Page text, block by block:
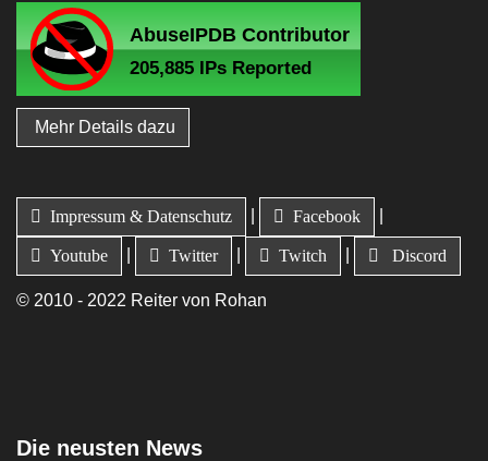
Mehr Details dazu
Impressum & Datenschutz Facebook
Youtube Twitter Twitch Discord
© 2010 - 2022 Reiter von Rohan
Die neusten News